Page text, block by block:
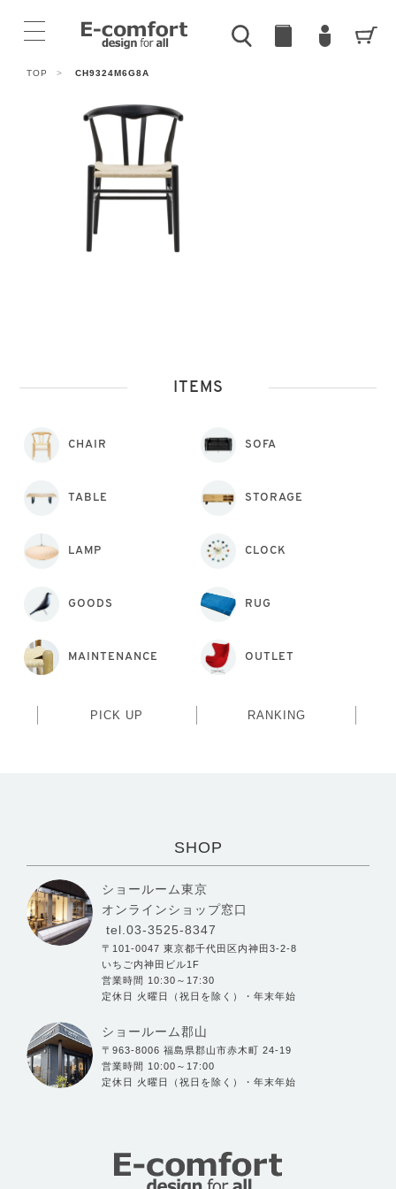
TOP > CH9324M6G8A
ITEMS
CHAIR SOFA
TABLE STORAGE
LAMP CLOCK
GOODS RUG
MAINTENANCE OUTLET
PICK UP RANKING
SHOP
ショールーム東京
オンラインショップ窓口
tel.03-3525-8347
〒101-0047 東京都千代田区内神田3-2-8
いちご内神田ビル1F
営業時間 10:30～17:30
定休日 火曜日（祝日を除く）・年末年始
ショールーム郡山
〒963-8006 福島県郡山市赤木町 24-19
営業時間 10:00～17:00
定休日 火曜日（祝日を除く）・年末年始